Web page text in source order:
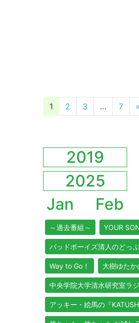
投稿ナビゲ
1 2 3 … 7 »
2019
2025
Jan
Feb
～過去番組～ YOUR
バッドボーイズ清人のどっ
Way to Go！ 大樹ゆた
中央学院大学清水研究室ラ
アッキー・絵馬の『